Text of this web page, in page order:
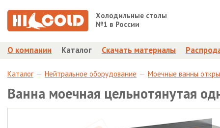
Холодильные столы
№1 в России
О компании Каталог Скачать материалы
Каталог Нейтральное оборудование Моечные ванны
Ванна моечная цельнотянутая